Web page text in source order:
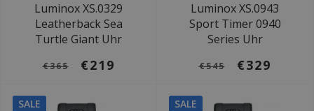
Luminox XS.0329
Leatherback Sea
Turtle Giant Uhr
€365 €219
Luminox XS.0943
Sport Timer 0940
Series Uhr
€545 €329
SALE SALE